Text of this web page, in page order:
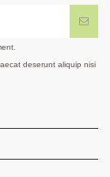
deserunt aliquip nisi